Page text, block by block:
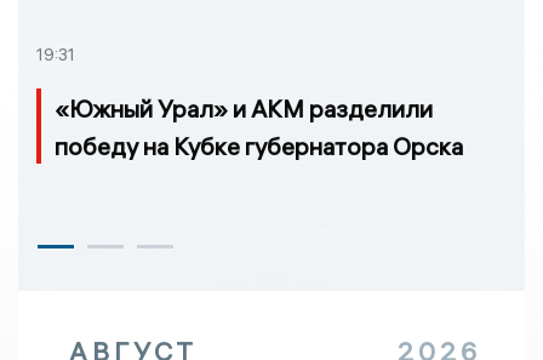
19:31
«Южный Урал» и АКМ разделили
победу на Кубке губернатора Орска
АВГУСТ 2026